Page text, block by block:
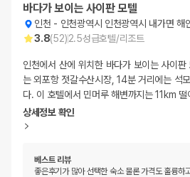
바다가 보이는 사이판 모텔
인천 - 인천광역시 인천광역시 내가면 해
3.8(52)2.5성급호텔/리조트
인천에서 산에 위치한 바다가 보이는 사이판
는 외포항 젓갈수산시장, 14분 거리에는 석
다. 이 호텔에서 민머루 해변까지는 11km
상세정보 확인
베스트 리뷰
좋은후기가 많아 선택한 숙소 물론 가격도 훌륭하